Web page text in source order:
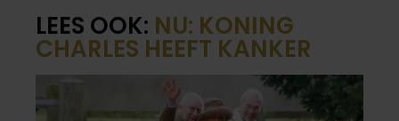
LEES OOK: NU: KONING
CHARLES HEEFT KANKER